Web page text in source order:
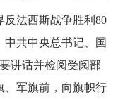
反法西斯战争胜利80
共中央总书记、国
讲话并检阅受阅部
、军旗前，向旗帜行